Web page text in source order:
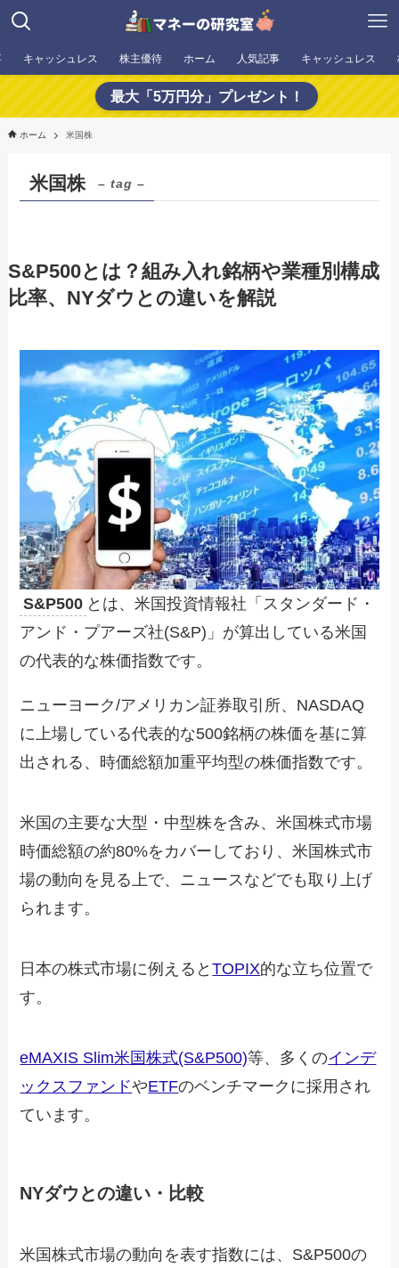
キャッシュレス 株主優待 ホーム 人気記事 キャッシュレス
最大「5万円分」プレゼント！
ホーム 米国株
米国株 – tag –
S&P500とは？組み入れ銘柄や業種別構成
比率、NYダウとの違いを解説
S&P500 とは、米国投資情報社「スタンダード・
アンド・プアーズ社(S&P)」が算出している米国
の代表的な株価指数です。
ニューヨーク/アメリカン証券取引所、NASDAQ
に上場している代表的な500銘柄の株価を基に算
出される、時価総額加重平均型の株価指数です。
米国の主要な大型・中型株を含み、米国株式市場
時価総額の約80%をカバーしており、米国株式市
場の動向を見る上で、ニュースなどでも取り上げ
られます。
日本の株式市場に例えるとTOPIX的な立ち位置で
す。
eMAXIS Slim米国株式(S&P500)等、多くのインデ
ックスファンドやETFのベンチマークに採用され
ています。
NYダウとの違い・比較
米国株式市場の動向を表す指数には、S&P500の